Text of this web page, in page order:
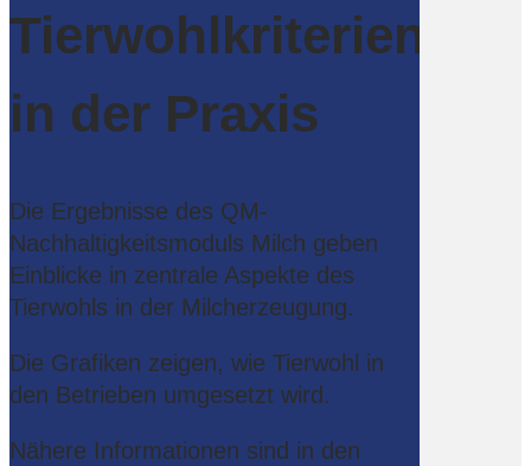
Tierwohlkriterien
in der Praxis
Die Ergebnisse des QM-
Nachhaltigkeitsmoduls Milch geben
Einblicke in zentrale Aspekte des
Tierwohls in der Milcherzeugung.
Die Grafiken zeigen, wie Tierwohl in
den Betrieben umgesetzt wird.
Nähere Informationen sind in den